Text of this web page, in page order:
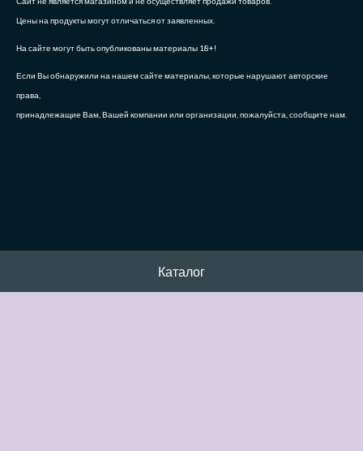
Цены на продукты могут отличаться от заявленных.
На сайте могут быть опубликованы материалы 18+!
Если Вы обнаружили на нашем сайте материалы, которые нарушают авторские
права,
принадлежащие Вам, Вашей компании или организации, пожалуйста, сообщите нам.
Каталог